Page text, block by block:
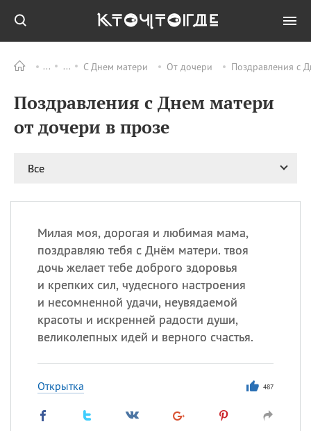
С Днем матери От дочери Поздравления с
Поздравления с Днем матери
от дочери в прозе
Все
Милая моя, дорогая и любимая мама,
поздравляю тебя с Днём матери. твоя
дочь желает тебе доброго здоровья
и крепких сил, чудесного настроения
и несомненной удачи, неувядаемой
красоты и искренней радости души,
великолепных идей и верного счастья.
Открытка 487
ПРАЗДНИКИ Все
09.08 День памяти жертв
день
рисового пудинга
09.08 День Дымняшки
(Smokey Bear Day)
ИМЕНА
Сегодня празднуют именины
Федор
Посмотреть значение
происхождение